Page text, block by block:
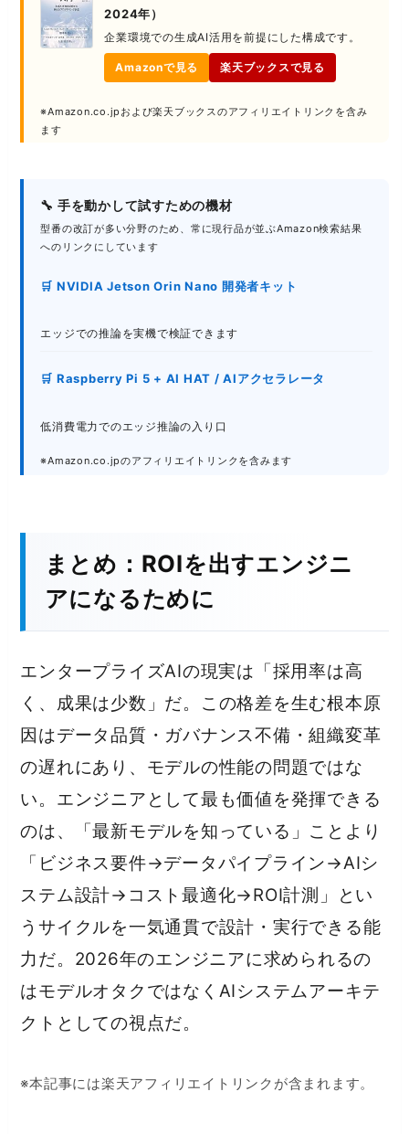
2024年）
企業環境での生成AI活用を前提にした構成です。
Amazonで見る 楽天ブックスで見る
※Amazon.co.jpおよび楽天ブックスのアフィリエイトリンクを含み
ます
🔧 手を動かして試すための機材
型番の改訂が多い分野のため、常に現行品が並ぶAmazon検索結果
へのリンクにしています
🛒 NVIDIA Jetson Orin Nano 開発者キット
エッジでの推論を実機で検証できます
🛒 Raspberry Pi 5 + AI HAT / AIアクセラレータ
低消費電力でのエッジ推論の入り口
※Amazon.co.jpのアフィリエイトリンクを含みます
まとめ：ROIを出すエンジニ
アになるために
エンタープライズAIの現実は「採用率は高
く、成果は少数」だ。この格差を生む根本原
因はデータ品質・ガバナンス不備・組織変革
の遅れにあり、モデルの性能の問題ではな
い。エンジニアとして最も価値を発揮できる
のは、「最新モデルを知っている」ことより
「ビジネス要件→データパイプライン→AIシ
ステム設計→コスト最適化→ROI計測」とい
うサイクルを一気通貫で設計・実行できる能
力だ。2026年のエンジニアに求められるの
はモデルオタクではなくAIシステムアーキテ
クトとしての視点だ。
※本記事には楽天アフィリエイトリンクが含まれます。